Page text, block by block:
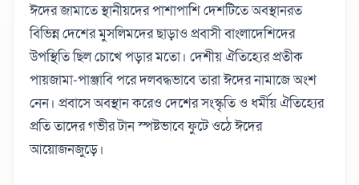
ঈদের জামাতে স্থানীয়দের পাশাপাশি দেশটিতে অবস্থানরত
বিভিন্ন দেশের মুসলিমদের ছাড়াও প্রবাসী বাংলাদেশিদের
উপস্থিতি ছিল চোখে পড়ার মতো। দেশীয় ঐতিহ্যের প্রতীক
পায়জামা-পাঞ্জাবি পরে দলবদ্ধভাবে তারা ঈদের নামাজে অংশ
নেন। প্রবাসে অবস্থান করেও দেশের সংস্কৃতি ও ধর্মীয় ঐতিহ্যের
প্রতি তাদের গভীর টান স্পষ্টভাবে ফুটে ওঠে ঈদের
আয়োজনজুড়ে।